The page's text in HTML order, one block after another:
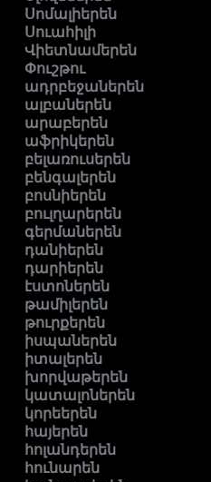
Սոմալիերեն
Սուահիլի
Վիետնամերեն
Փուշթու
ադրբեջաներեն
ալբաներեն
արաբերեն
աֆրիկերեն
բելառուսերեն
բենգալերեն
բոսնիերեն
բուլղարերեն
գերմաներեն
դանիերեն
դարիերեն
էստոներեն
թամիլերեն
թուրքերեն
իսպաներեն
իտալերեն
խորվաթերեն
կատալոներեն
կորեերեն
հայերեն
հոլանդերեն
հունարեն